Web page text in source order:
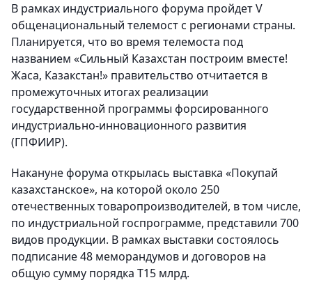
В рамках индустриального форума пройдет V
общенациональный телемост с регионами страны.
Планируется, что во время телемоста под
названием «Сильный Казахстан построим вместе!
Жаса, Казакстан!» правительство отчитается в
промежуточных итогах реализации
государственной программы форсированного
индустриально-инновационного развития
(ГПФИИР).
Накануне форума открылась выставка «Покупай
казахстанское», на которой около 250
отечественных товаропроизводителей, в том числе,
по индустриальной госпрограмме, представили 700
видов продукции. В рамках выставки состоялось
подписание 48 меморандумов и договоров на
общую сумму порядка Т15 млрд.